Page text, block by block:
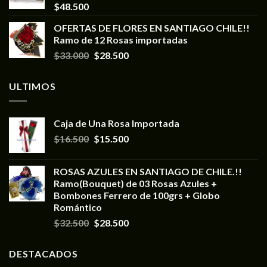
$48.500
OFERTAS DE FLORES EN SANTIAGO CHILE!!
Ramo de 12 Rosas importadas
$33.000 $28.500
ULTIMOS
Caja de Una Rosa Importada
$16.500 $15.500
ROSAS AZULES EN SANTIAGO DE CHILE.!!
Ramo(Bouquet) de 03 Rosas Azules +
Bombones Ferrero de 100grs + Globo
Romántico
$32.500 $28.500
DESTACADOS